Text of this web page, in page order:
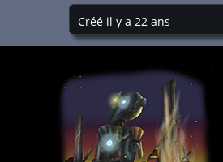
Créé il y a 22 ans